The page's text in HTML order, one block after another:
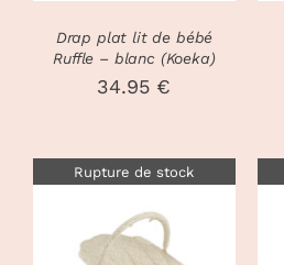
Drap plat lit de bébé
Ruffle – blanc (Koeka)
34.95 €
Rupture de stock